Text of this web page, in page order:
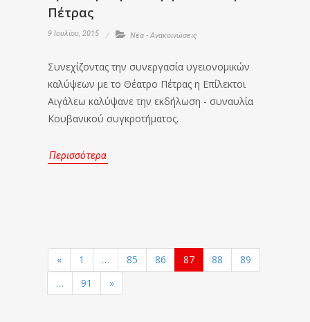
Πέτρας
9 Ιουλίου, 2015 Νέα - Ανακοινώσεις
Συνεχίζοντας την συνεργασία υγειονομικών
καλύψεων με το Θέατρο Πέτρας η Επίλεκτοι
Αιγάλεω καλύψανε την εκδήλωση - συναυλία
Κουβανικού συγκροτήματος.
Περισσότερα
« 1 … 85 86 87 88
89
…
91 »